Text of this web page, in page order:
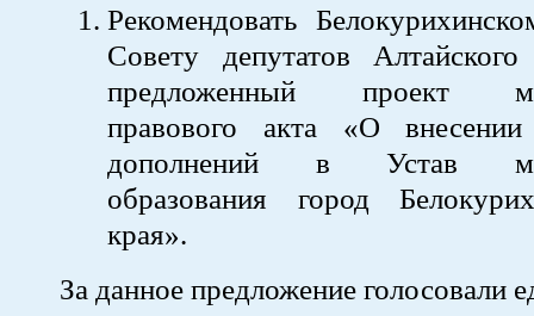
Рекомендовать
Совету депутатов
предложенный проект
правового акта «О
дополнений в Устав
образования город
края».
За данное предложение голосовали